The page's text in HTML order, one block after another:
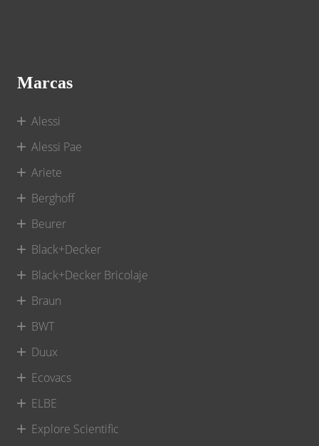
Marcas
Alessi
Alessi Pae
Ariete
Berghoff
Beurer
Black+Decker
Black+Decker Bricolaje
Braun
BWT
Duux
Ecovacs
ELBE
Explore Scientific